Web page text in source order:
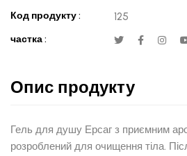
Код продукту : 125
частка :
Опис продукту
Гель для душу Ерсаг з приємним
розроблений для очищення тіла.